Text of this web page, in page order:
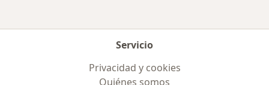
Servicio
Privacidad y cookies
Quiénes somos